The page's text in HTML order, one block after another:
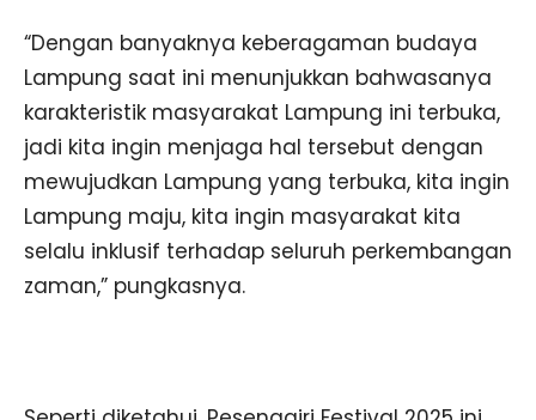
“Dengan banyaknya keberagaman budaya
Lampung saat ini menunjukkan bahwasanya
karakteristik masyarakat Lampung ini terbuka,
jadi kita ingin menjaga hal tersebut dengan
mewujudkan Lampung yang terbuka, kita ingin
Lampung maju, kita ingin masyarakat kita
selalu inklusif terhadap seluruh perkembangan
zaman,” pungkasnya.